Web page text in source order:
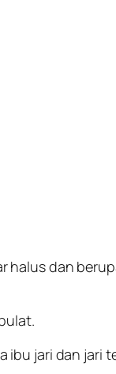
dan
ibu jari dan jari